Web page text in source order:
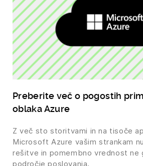
Preberite več o pogostih
oblaka Azure
Z več sto storitvami in na tisoče
Microsoft Azure vašim strankam
rešitve in pomembno vrednost ne
področje poslovanja.